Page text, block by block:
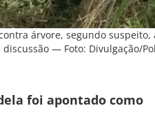
árvore, segundo suspeito,
— Foto: Divulgação/
foi apontado como